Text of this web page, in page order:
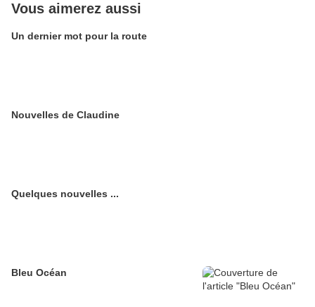
Vous aimerez aussi
Un dernier mot pour la route
Nouvelles de Claudine
Quelques nouvelles ...
Bleu Océan